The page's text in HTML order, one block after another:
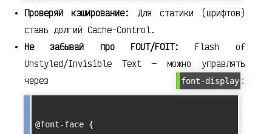
Проверяй кэширование: Для статики (шрифтов)
ставь долгий Cache-Control.
Не забывай про FOUT/FOIT:
Flash of
Unstyled/Invisible Text — можно управлять
через
font-display :
@font-face {